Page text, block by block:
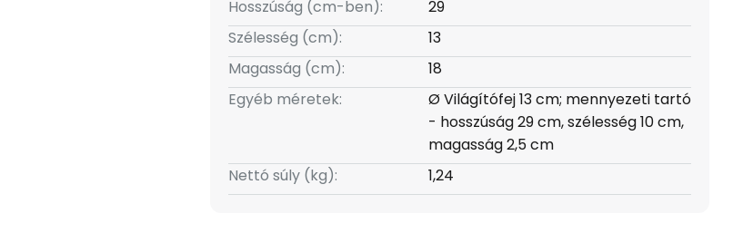
Hosszúság (cm-ben):
29
Szélesség (cm):
13
Magasság (cm):
18
Egyéb méretek:
Ø Világítófej 13 cm; mennyezeti tartó
- hosszúság 29 cm, szélesség 10 cm,
magasság 2,5 cm
Nettó súly (kg):
1,24